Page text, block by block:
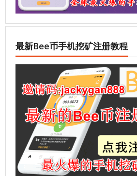
最新Bee币手机挖矿注册教程